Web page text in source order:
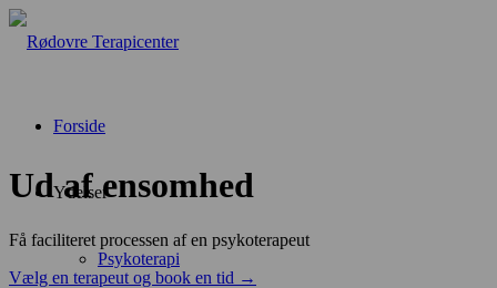
Forside
Ydelser
Psykoterapi
Ud af ensomhed
Få faciliteret processen af en psykoterapeut
Vælg en terapeut og book en tid →